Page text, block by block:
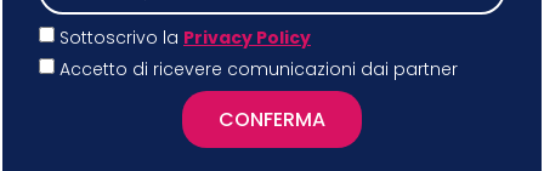
Sottoscrivo la Privacy Policy
Accetto di ricevere comunicazioni dai partner
CONFERMA